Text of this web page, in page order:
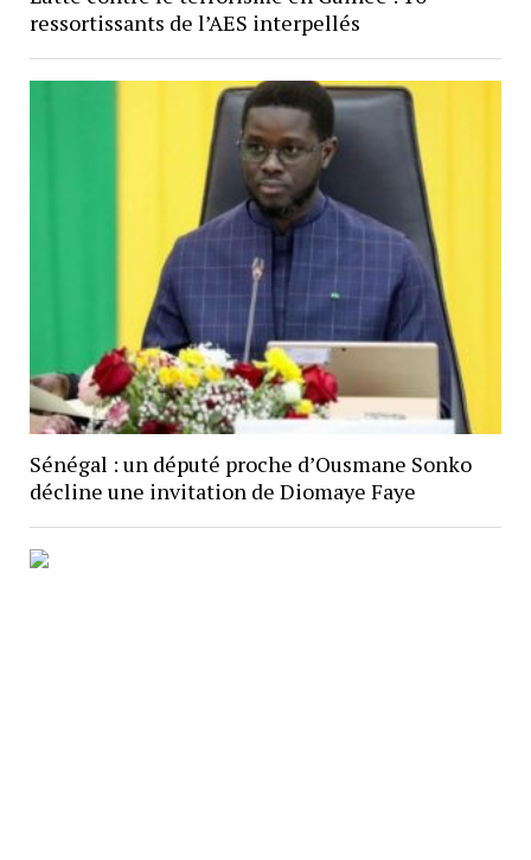
ressortissants de l’AES interpellés
Sénégal : un député proche d’Ousmane Sonko
décline une invitation de Diomaye Faye